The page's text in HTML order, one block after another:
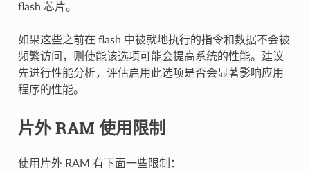
flash 芯片。
如果这些之前在 flash 中被就地执行的指令和数据不会被
频繁访问，则使能该选项可能会提高系统的性能。建议
先进行性能分析，评估启用此选项是否会显著影响应用
程序的性能。
片外 RAM 使用限制
使用片外 RAM 有下面一些限制：